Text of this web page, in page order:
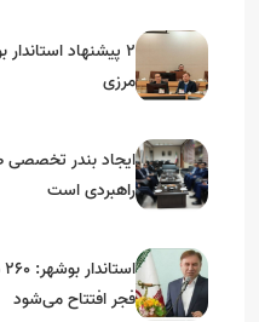
۲ پیشنهاد
مرزی
ایجاد بندر تخصصی
راهبردی است
فجر افتتاح می‌شود